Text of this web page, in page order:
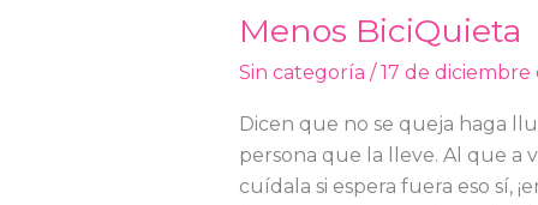
Menos BiciQuieta
Sin categoría /17 de diciembre
Dicen que no se queja haga
persona que la lleve. Al que a
cuídala si espera fuera eso sí,